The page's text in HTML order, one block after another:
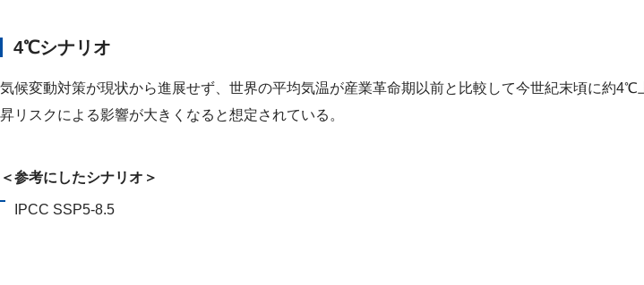
4℃シナリオ
気候変動対策が現状から進展せず、世界の平均気温が産業革命期以前と比較して今世紀末頃に約
昇リスクによる影響が大きくなると想定されている。
＜参考にしたシナリオ＞
IPCC SSP5-8.5